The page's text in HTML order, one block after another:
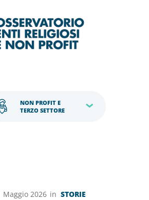
NON PROFIT E
TERZO SETTORE
Maggio 2026 in STORIE